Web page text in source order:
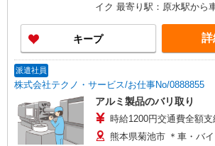
イク 最寄り駅：原水駅から
キープ 詳
派遣社員
株式会社テクノ・サービス/お仕事No/0888855
アルミ製品のバリ取り
時給1200円交通費全額支
熊本県菊池市 ＊車・バ